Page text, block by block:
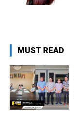
MUST READ